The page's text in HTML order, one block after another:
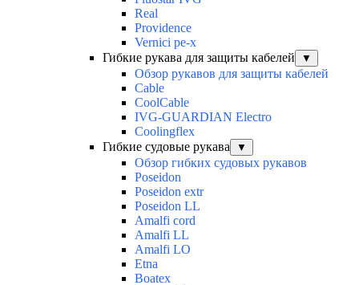
Real
Providence
Vernici pe-x
Гибкие рукава для защиты кабелей
▼
Обзор рукавов для защиты кабелей
Cable
CoolCable
IVG-GUARDIAN Electro
Coolingflex
Гибкие судовые рукава
▼
Обзор гибких судовых рукавов
Poseidon
Poseidon extr
Poseidon LL
Amalfi cord
Amalfi LL
Amalfi LO
Etna
Boatex